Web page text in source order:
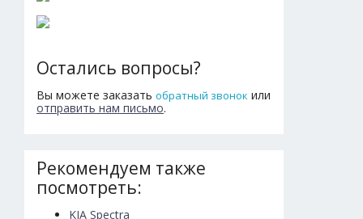
Остались вопросы?
Вы можете заказать обратный звонок или
отправить нам письмо.
Рекомендуем также
посмотреть:
KIA Spectra